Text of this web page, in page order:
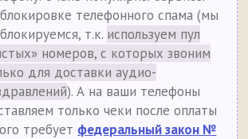
телефонного спама (мы
т.к. используем пул
номеров, с которых звоним
для доставки аудио-
). А на ваши телефоны
только чеки после оплаты
требует федеральный закон №